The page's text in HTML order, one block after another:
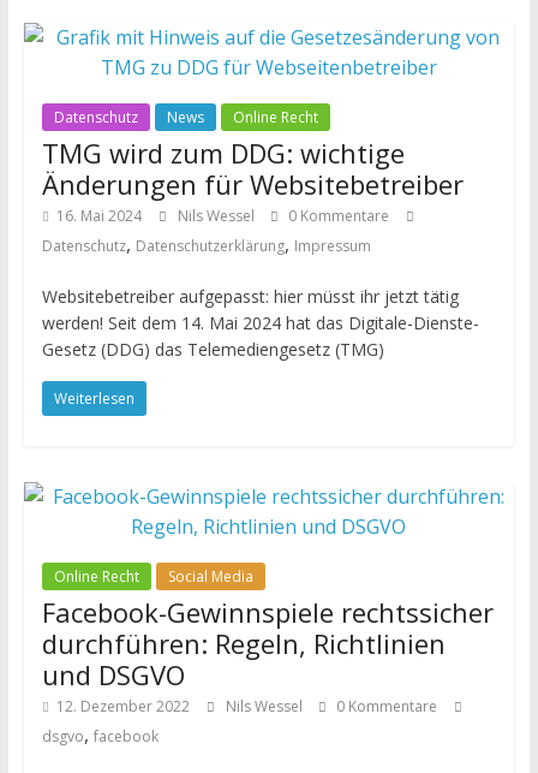
Datenschutz News Online Recht
TMG wird zum DDG: wichtige
Änderungen für Websitebetreiber
16. Mai 2024 Nils Wessel
0 Kommentare
Datenschutz, Datenschutzerklärung, Impressum
Websitebetreiber aufgepasst: hier müsst ihr jetzt tätig
werden! Seit dem 14. Mai 2024 hat das Digitale-Dienste-
Gesetz (DDG) das Telemediengesetz (TMG)
Weiterlesen
Online Recht Social Media
Facebook-Gewinnspiele rechtssicher
durchführen: Regeln, Richtlinien
und DSGVO
12. Dezember 2022 Nils Wessel
0 Kommentare
dsgvo, facebook